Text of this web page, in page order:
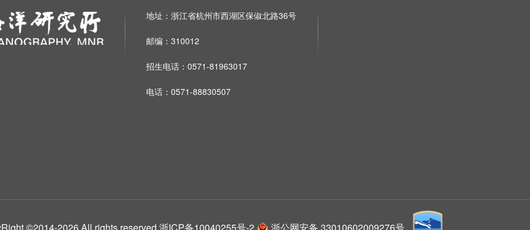
地址：浙江省杭州市西湖区保俶北路36号
邮编：310012
招生电话：0571-81963017
电话：0571-88830507
©2014-2026 All rights reserved 浙ICP备10040255号-2 浙公网安备 33010602009276号